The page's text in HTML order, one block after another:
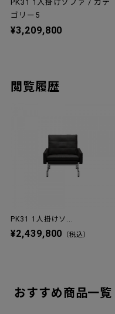
PK31 1人掛けソファ / カテ
ゴリー5
¥3,209,800
閲覧履歴
PK31 1人掛けソ...
¥2,439,800 （税込）
おすすめ商品一覧